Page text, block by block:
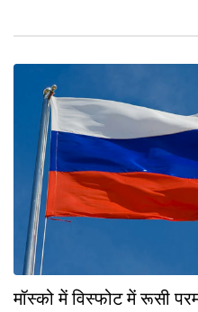
मॉस्को में विस्फोट में रूसी